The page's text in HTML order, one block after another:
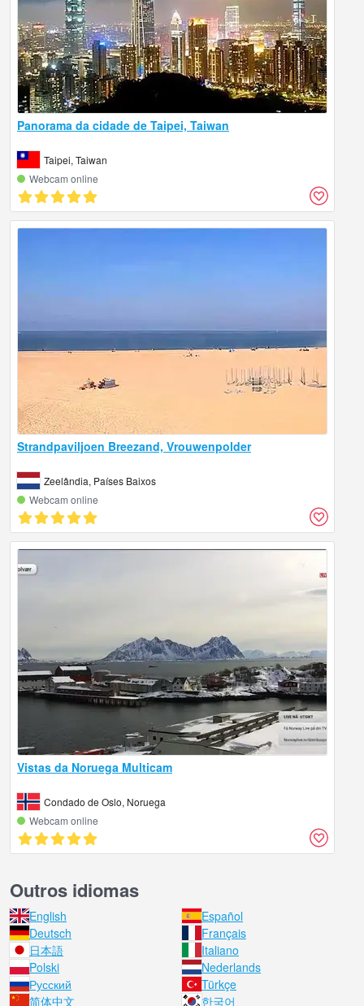
Panorama da cidade de Taipei, Taiwan
Taipei, Taiwan
Webcam online
Strandpaviljoen Breezand, Vrouwenpolder
Zeelândia, Países Baixos
Webcam online
Vistas da Noruega Multicam
Condado de Oslo, Noruega
Webcam online
Outros idiomas
English
Español
Deutsch
Français
日本語
Italiano
Polski
Nederlands
Русский
Türkçe
简体中文
한국어